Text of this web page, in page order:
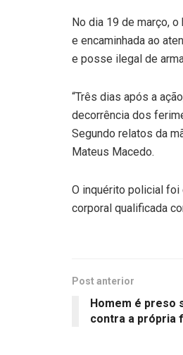
No dia 19 de março,
e encaminhada ao
e posse ilegal de
“Três dias após a
decorrência dos
Segundo relatos da
Mateus Macedo.
O inquérito policial
corporal qualificada
Post anterior
Homem é preso
contra a própria